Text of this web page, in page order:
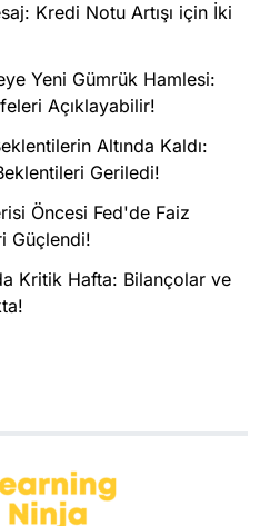
Kredi Notu Artışı için İki
Yeni Gümrük Hamlesi:
Açıklayabilir!
Altında Kaldı:
Geriledi!
Öncesi Fed'de Faiz
Güçlendi!
Kritik Hafta: Bilançolar ve